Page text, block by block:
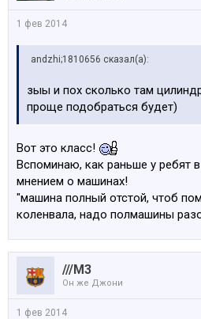
1 фев 2014
аndzhi;1810656 сказал(а):
зыы и пох сколько там
проще подобраться будет)
Вот это класс!
Вспоминаю, как раньше у ребят
мнением о машинах!
"машина полный отстой, чтоб
коленвала, надо полмашины
///M3
Он же Джони
1 фев 2014